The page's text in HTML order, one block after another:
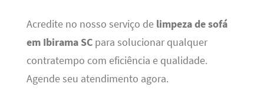
Acredite no nosso serviço de limpeza de sofá
em Ibirama SCpara solucionar qualquer
contratempo com eficiência e qualidade.
Agende seu atendimento agora.